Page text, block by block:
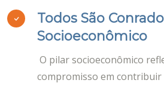
Todos São
Socioeconômico
O pilar socioeconômico
compromisso em contribuir